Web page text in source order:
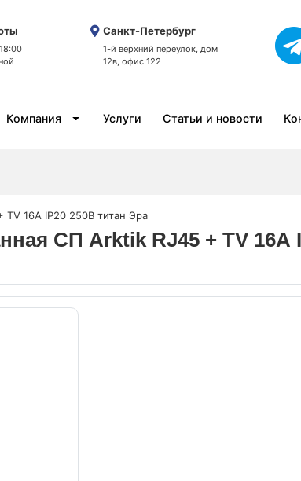
Санкт-Петербург
1-й верхний переулок, дом
12в, офис 122
Компания Услуги Статьи и новости
16А IP20 250В титан Эра
СП Arktik RJ45 + TV 16А